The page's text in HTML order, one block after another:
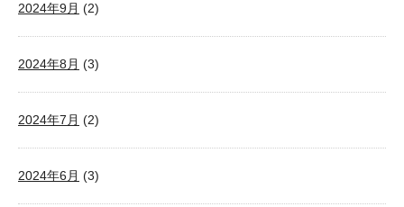
2024年9月 (2)
2024年8月 (3)
2024年7月 (2)
2024年6月 (3)